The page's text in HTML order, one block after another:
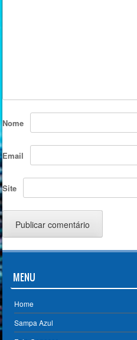
Nome
Email
Site
MENU
Home
Sampa Azul